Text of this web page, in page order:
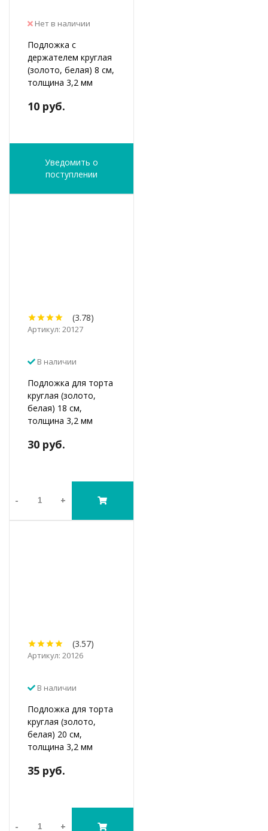
Нет в наличии
Подложка с
держателем круглая
(золото, белая) 8 см,
толщина 3,2 мм
10 руб.
Уведомить о
поступлении
(3.78)
Артикул: 20127
В наличии
Подложка для торта
круглая (золото,
белая) 18 см,
толщина 3,2 мм
30 руб.
- +
(3.57)
Артикул: 20126
В наличии
Подложка для торта
круглая (золото,
белая) 20 см,
толщина 3,2 мм
35 руб.
- +